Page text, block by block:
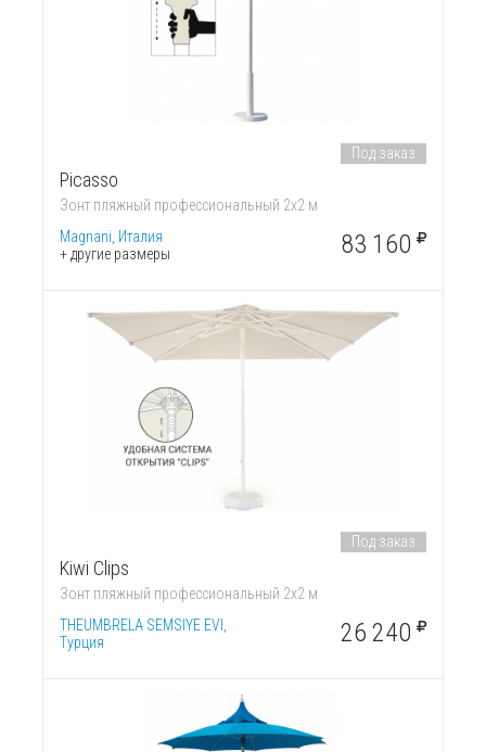
Picasso
Зонт пляжный профессиональный 2х2 м
Magnani, Италия
+ другие размеры
Под заказ
83 160
Kiwi Clips
Зонт пляжный профессиональный 2х2 м
THEUMBRELA SEMSIYE EVI,
Турция
Под заказ
26 240